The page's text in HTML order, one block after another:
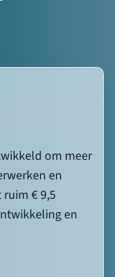
om meer
en
€ 9,5
en